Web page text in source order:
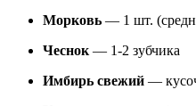
Морковь — 1 шт.
Чеснок — 1-2 зубчика
Имбирь свежий —